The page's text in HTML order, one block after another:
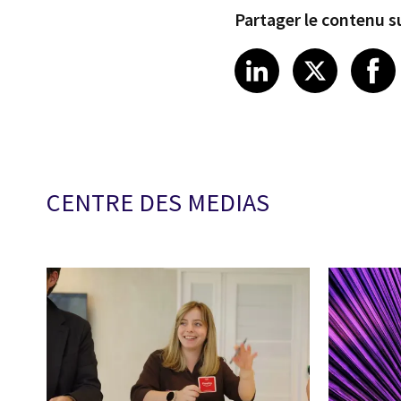
Partager le contenu
Share article
LinkedIn
Share
X
CENTRE DES MEDIAS